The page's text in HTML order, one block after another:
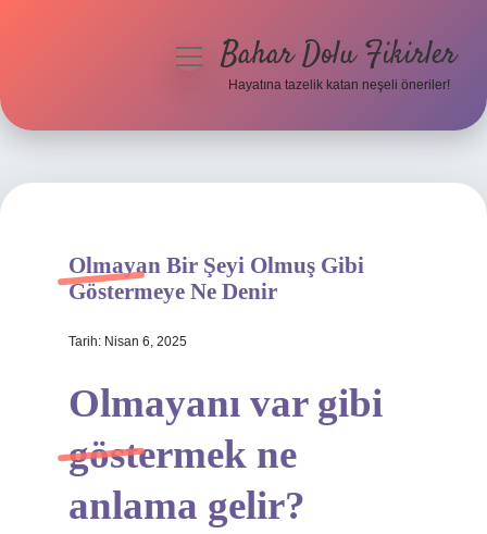
Hakkımızda
menüyüBahar Dolu Fikirler
Hayatına tazelik katan neşeli öneriler!
Olmayan Bir Şeyi Olmuş Gibi
Göstermeye Ne Denir
Tarih: Nisan 6, 2025
Olmayanı var gibi
göstermek ne
anlama gelir?